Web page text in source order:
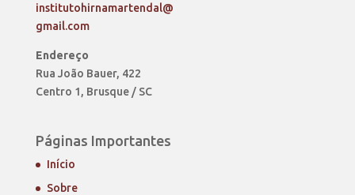
institutohirnamartendal@
gmail.com
Endereço
Rua João Bauer, 422
Centro 1, Brusque / SC
Páginas Importantes
Início
Sobre